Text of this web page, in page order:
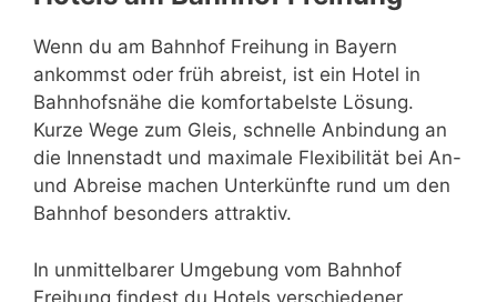
Wenn du am Bahnhof Freihung in Bayern
ankommst oder früh abreist, ist ein Hotel in
Bahnhofsnähe die komfortabelste Lösung.
Kurze Wege zum Gleis, schnelle Anbindung an
die Innenstadt und maximale Flexibilität bei An-
und Abreise machen Unterkünfte rund um den
Bahnhof besonders attraktiv.
In unmittelbarer Umgebung vom Bahnhof
Freihung findest du Hotels verschiedener